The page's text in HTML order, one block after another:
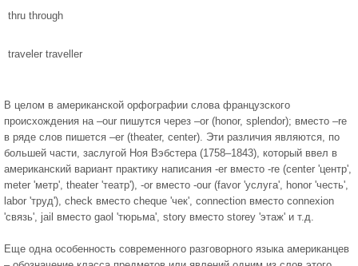
thru through
traveler traveller
В целом в американской орфографии слова французского
происхождения на –our пишутся через –or (honor, splendor); вместо –re
в ряде слов пишется –er (theater, center). Эти различия являются, по
большей части, заслугой Ноя Вэбстера (1758–1843), который ввел в
американский вариант практику написания -er вместо -re (center 'центр',
meter 'метр', theater 'театр'), -or вместо -our (favor 'услуга', honor 'честь',
labor 'труд'), check вместо cheque 'чек', connection вместо connexion
'связь', jail вместо gaol 'тюрьма', story вместо storey 'этаж' и т.д.
Еще одна особенность современного разговорного языка американцев